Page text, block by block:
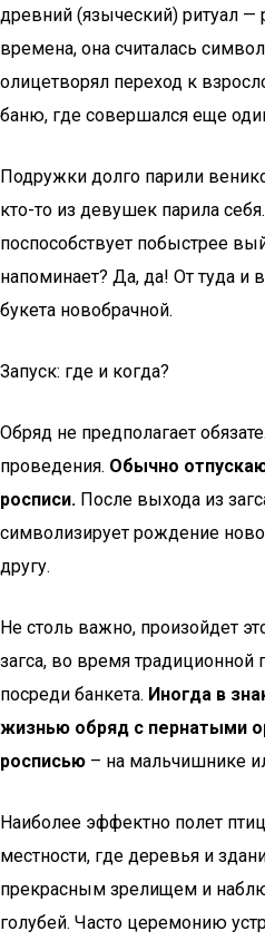
древний (языческий) ритуал —
времена, она считалась
олицетворял переход к
баню, где совершался еще
Подружки долго парили
кто-то из девушек парила
поспособствует побыстрее
напоминает? Да, да! От туда и
букета новобрачной.
Запуск: где и когда?
Обряд не предполагает
проведения. Обычно
росписи. После выхода из
символизирует рождение
другу.
Не столь важно, произойдет
загса, во время
посреди банкета. Иногда в
жизнью обряд с пернатыми
росписью – на мальчишнике
Наиболее эффектно полет
местности, где деревья и
прекрасным зрелищем и
голубей. Часто церемонию